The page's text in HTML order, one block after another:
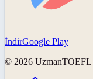
İndirGoogle Play
© 2026 UzmanTOEFL